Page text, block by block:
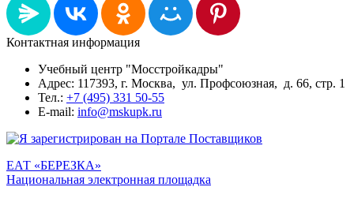
Контактная информация
Учебный центр "Мосстройкадры"
Адрес: 117393, г. Москва, ул. Профсоюзная, д. 66, стр. 1
Тел.: +7 (495) 331 50-55
E-mail: info@mskupk.ru
ЕАТ «БЕРЕЗКА»
Национальная электронная площадка